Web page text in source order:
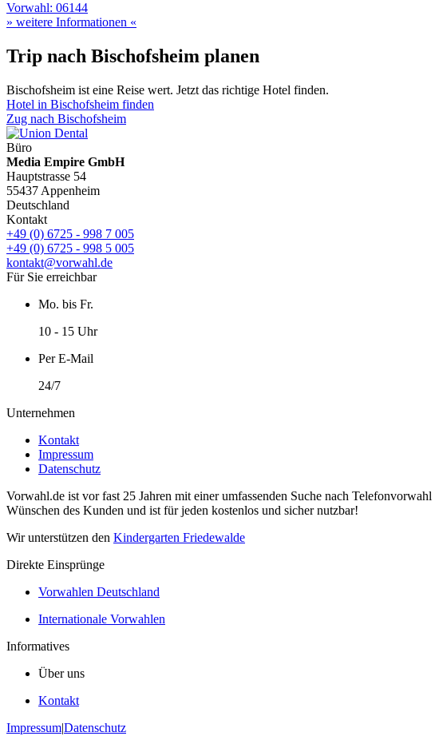
Vorwahl: 06144
» weitere Informationen «
Trip nach Bischofsheim planen
Bischofsheim ist eine Reise wert. Jetzt das richtige Hotel finden.
Hotel in Bischofsheim finden
Zug nach Bischofsheim
Büro
Media Empire GmbH
Hauptstrasse 54
55437 Appenheim
Deutschland
Kontakt
+49 (0) 6725 - 998 7 005
+49 (0) 6725 - 998 5 005
kontakt@vorwahl.de
Für Sie erreichbar
Mo. bis Fr.
10 - 15 Uhr
Per E-Mail
24/7
Unternehmen
Kontakt
Impressum
Datenschutz
Vorwahl.de ist vor fast 25 Jahren mit einer umfassenden Suche nach
Wünschen des Kunden und ist für jeden kostenlos und sicher nutzbar!
Wir unterstützen den Kindergarten Friedewalde
Direkte Einsprünge
Vorwahlen Deutschland
Internationale Vorwahlen
Informatives
Über uns
Kontakt
Impressum|Datenschutz